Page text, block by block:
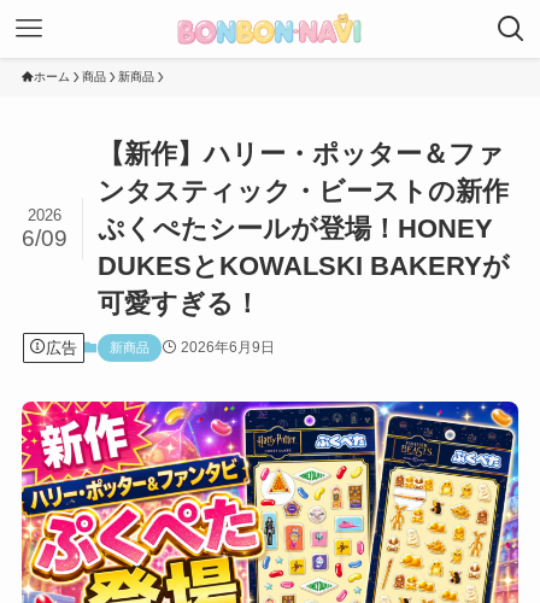
ホーム 商品 新商品
【新作】ハリー・ポッター＆ファ
ンタスティック・ビーストの新作
ぷくぺたシールが登場！HONEY
DUKESとKOWALSKI BAKERYが
可愛すぎる！
2026
6/09
広告 新商品 2026年6月9日